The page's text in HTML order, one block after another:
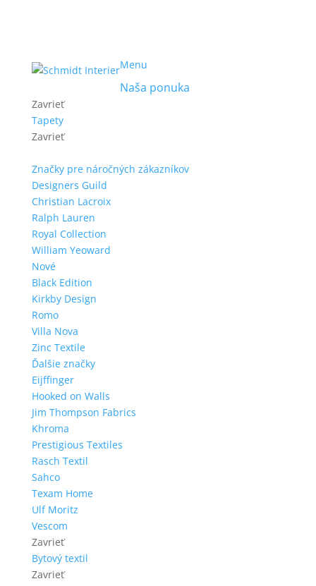
Menu
Naša ponuka
Zavrieť
Tapety
Zavrieť
Značky pre náročných zákazníkov
Designers Guild
Christian Lacroix
Ralph Lauren
Royal Collection
William Yeoward
Nové
Black Edition
Kirkby Design
Romo
Villa Nova
Zinc Textile
Ďalšie značky
Eijffinger
Hooked on Walls
Jim Thompson Fabrics
Khroma
Prestigious Textiles
Rasch Textil
Sahco
Texam Home
Ulf Moritz
Vescom
Zavrieť
Bytový textil
Zavrieť